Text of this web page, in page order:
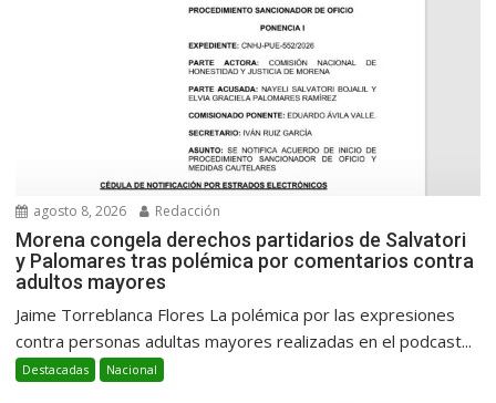
agosto 8, 2026 Redacción
Morena congela derechos partidarios de Salvatori
y Palomares tras polémica por comentarios contra
adultos mayores
Jaime Torreblanca Flores La polémica por las expresiones
contra personas adultas mayores realizadas en el podcast...
Destacadas Nacional